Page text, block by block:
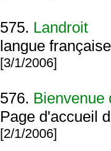
575. Landroit
langue
[3/1/2006]
576. Bienvenue
Page d'accueil
[2/1/2006]